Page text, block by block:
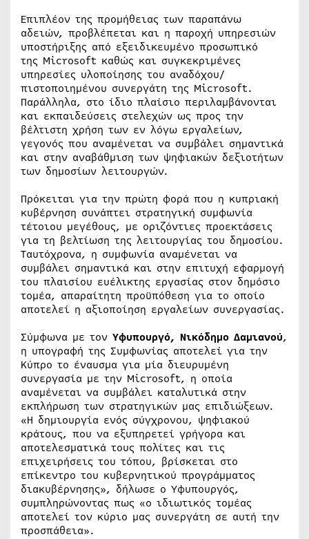
Επιπλέον της προμήθειας των παραπάνω
αδειών, προβλέπεται και η παροχή υπηρεσιών
υποστήριξης από εξειδικευμένο προσωπικό
της Microsoft καθώς και συγκεκριμένες
υπηρεσίες υλοποίησης του αναδόχου/
πιστοποιημένου συνεργάτη της Microsoft.
Παράλληλα, στο ίδιο πλαίσιο περιλαμβάνονται
και εκπαιδεύσεις στελεχών ως προς την
βέλτιστη χρήση των εν λόγω εργαλείων,
γεγονός που αναμένεται να συμβάλει σημαντικά
και στην αναβάθμιση των ψηφιακών δεξιοτήτων
των δημοσίων λειτουργών.
Πρόκειται για την πρώτη φορά που η κυπριακή
κυβέρνηση συνάπτει στρατηγική συμφωνία
τέτοιου μεγέθους, με οριζόντιες προεκτάσεις
για τη βελτίωση της λειτουργίας του δημοσίου.
Ταυτόχρονα, η συμφωνία αναμένεται να
συμβάλει σημαντικά και στην επιτυχή εφαρμογή
του πλαισίου ευέλικτης εργασίας στον δημόσιο
τομέα, απαραίτητη προϋπόθεση για το οποίο
αποτελεί η αξιοποίηση εργαλείων συνεργασίας.
Σύμφωνα με τον Υφυπουργό, Νικόδημο Δαμιανού,
η υπογραφή της Συμφωνίας αποτελεί για την
Κύπρο το έναυσμα για μία διευρυμένη
συνεργασία με την Microsoft, η οποία
αναμένεται να συμβάλει καταλυτικά στην
εκπλήρωση των στρατηγικών μας επιδιώξεων.
«Η δημιουργία ενός σύγχρονου, ψηφιακού
κράτους, που να εξυπηρετεί γρήγορα και
αποτελεσματικά τους πολίτες και τις
επιχειρήσεις του τόπου, βρίσκεται στο
επίκεντρο του κυβερνητικού προγράμματος
διακυβέρνησης», δήλωσε ο Υφυπουργός,
συμπληρώνοντας πως «ο ιδιωτικός τομέας
αποτελεί τον κύριο μας συνεργάτη σε αυτή την
προσπάθεια».